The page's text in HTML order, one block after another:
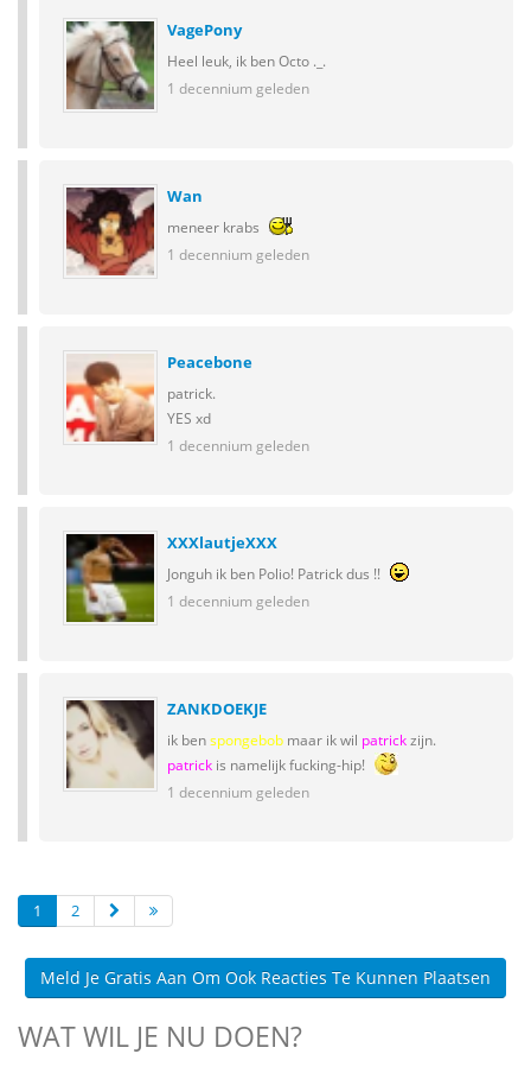
VagePony
Heel leuk, ik ben Octo ._.
1 decennium geleden
Wan
meneer krabs
1 decennium geleden
Peacebone
patrick.
YES xd
1 decennium geleden
XXXlautjeXXX
Jonguh ik ben Polio! Patrick dus !!
1 decennium geleden
ZANKDOEKJE
ik benspongebob maar ik wil patrickzijn.
patrick is namelijk fucking-hip!
1 decennium geleden
1 2
Meld Je Gratis Aan Om Ook Reacties Te Kunnen Plaatsen
WAT WIL JE NU DOEN?